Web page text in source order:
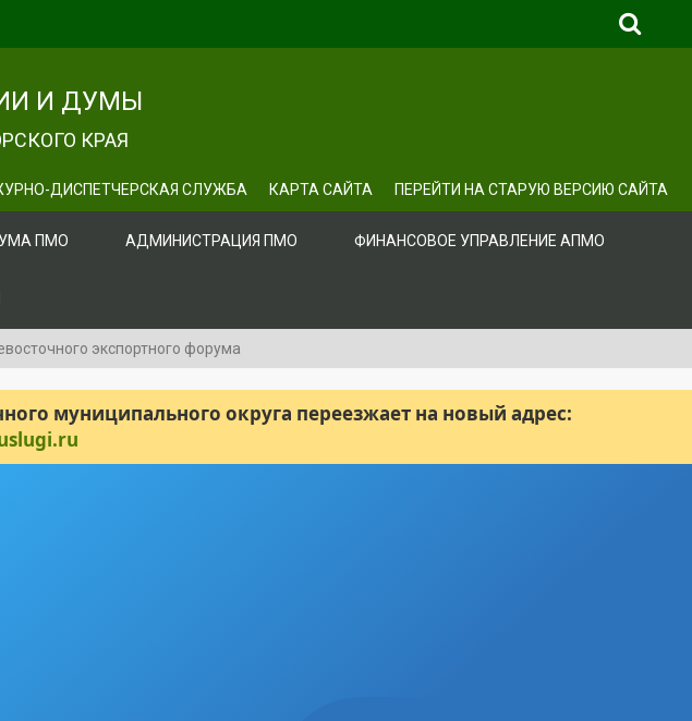
И ДУМЫ
КРАЯ
ДИСПЕТЧЕРСКАЯ СЛУЖБА КАРТА САЙТА ПЕРЕЙТИ НА СТАРУЮ ВЕРСИЮ САЙТА
ПМО АДМИНИСТРАЦИЯ ПМО ФИНАНСОВОЕ УПРАВЛЕНИЕ АПМО
экспортного форума
муниципального округа переезжает на новый адрес: